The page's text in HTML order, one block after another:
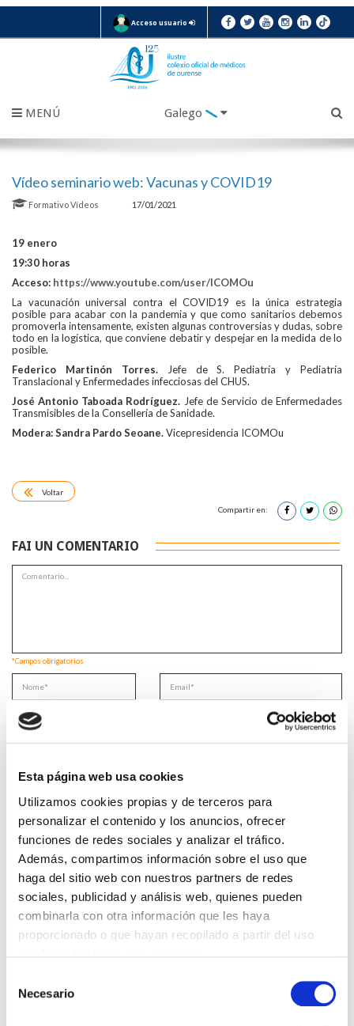
Esta página web usa cookies
Utilizamos cookies propias y de terceros para
personalizar el contenido y los anuncios, ofrecer
funciones de redes sociales y analizar el tráfico.
Además, compartimos información sobre el uso que
haga del sitio web con nuestros partners de redes
sociales, publicidad y análisis web, quienes pueden
combinarla con otra información que les haya
proporcionado o que hayan recopilado a partir del uso
Necesario
Acceso usuario
MENÚ Galego
Vídeo seminario web: Vacunas y COVID19
FormativoVídeos 17/01/2021
19 enero
19:30 horas
Acceso: https://www.youtube.com/user/ICOMOu
La vacunación universal contra el COVID19 es la única estrategia
posible para acabar con la pandemia y que como sanitarios debemos
promoverla intensamente, existen algunas controversias y dudas, sobre
todo en la logística, que conviene debatir y despejar en la medida de lo
posible.
Federico Martinón Torres.Jefe de S. Pediatría y Pediatría
Translacional y Enfermedades infecciosas del CHUS.
José Antonio Taboada Rodríguez. Jefe de Servicio de Enfermedades
Transmisibles de la Consellería de Sanidade.
Modera: Sandra Pardo Seoane.Vicepresidencia ICOMOu
Voltar
Compartir en:
FAI UN COMENTARIO
*Campos obrigatorios
DESTACADAS
SANIDAD CREA UN DIPLOMA OFICIAL PARA RECONOCER LA
LABOR DE LOS TUTORES DE RESIDENTES
06/08/2026
AL PACTO DE ESTADO FRENTE A LA EMERGENCIA CLIMÁTICA
03/08/2026